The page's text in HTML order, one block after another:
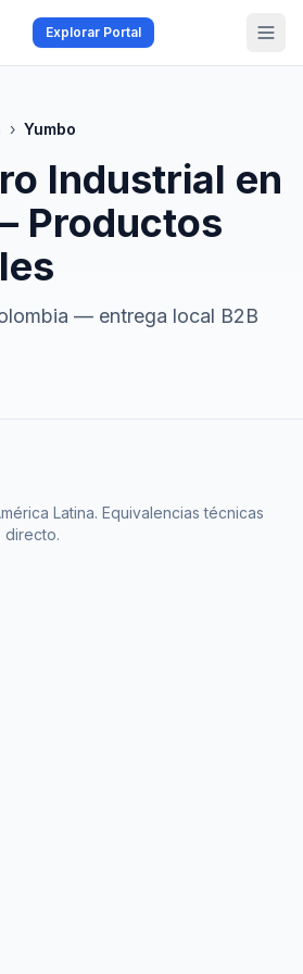
Explorar Portal
› Yumbo
Industrial en
Productos
— entrega local B2B
Latina. Equivalencias técnicas
directo.